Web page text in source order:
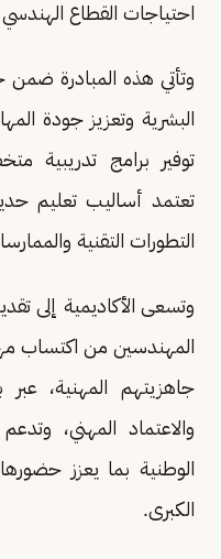
احتياجات القطاع الهندسي
وتأتي هذه المبادرة ضمن
البشرية وتعزيز جودة
توفير برامج تدريبية
تعتمد أساليب تعليم
التطورات التقنية
وتسعى الأكاديمية إلى
المهندسين من اكتساب
جاهزيتهم المهنية، عبر
والاعتماد المهني،
الوطنية بما يعزز
الكبرى.